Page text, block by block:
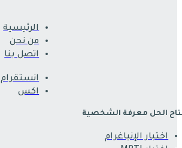
الرئيسية
من نحن
اتصل بنا
انستقرام
اكس
الحل معرفة الشخصية
اختبار الإنياغرام